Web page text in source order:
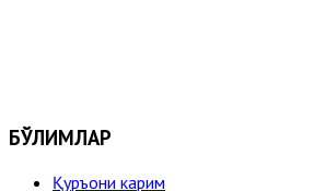
БЎЛИМЛАР
Қуръони карим